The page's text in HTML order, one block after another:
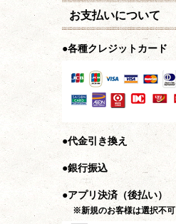
お支払いについて
●各種クレジットカード
●代金引き換え
●銀行振込
●アプリ決済（後払い）
※新規のお客様は選択不可